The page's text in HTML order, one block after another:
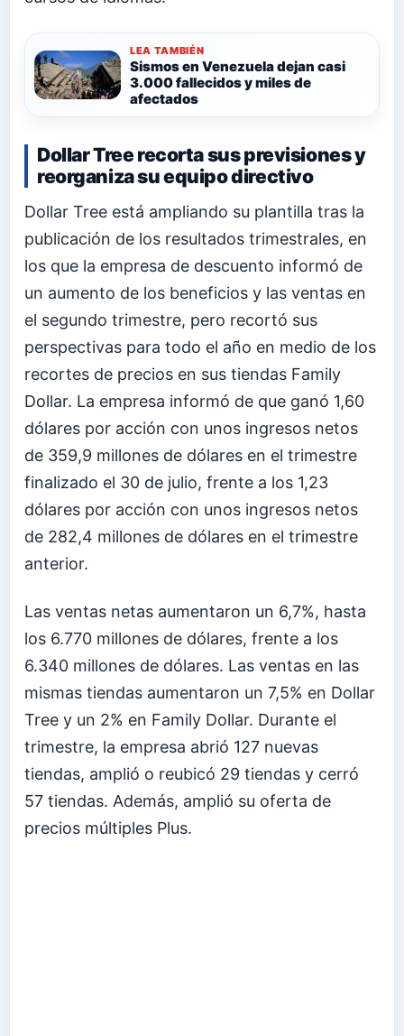
LEA TAMBIÉN
Sismos en Venezuela dejan casi
3.000 fallecidos y miles de
afectados
Dollar Tree recorta sus previsiones y
reorganiza su equipo directivo
Dollar Tree está ampliando su plantilla tras la
publicación de los resultados trimestrales, en
los que la empresa de descuento informó de
un aumento de los beneficios y las ventas en
el segundo trimestre, pero recortó sus
perspectivas para todo el año en medio de los
recortes de precios en sus tiendas Family
Dollar. La empresa informó de que ganó 1,60
dólares por acción con unos ingresos netos
de 359,9 millones de dólares en el trimestre
finalizado el 30 de julio, frente a los 1,23
dólares por acción con unos ingresos netos
de 282,4 millones de dólares en el trimestre
anterior.
Las ventas netas aumentaron un 6,7%, hasta
los 6.770 millones de dólares, frente a los
6.340 millones de dólares. Las ventas en las
mismas tiendas aumentaron un 7,5% en Dollar
Tree y un 2% en Family Dollar. Durante el
trimestre, la empresa abrió 127 nuevas
tiendas, amplió o reubicó 29 tiendas y cerró
57 tiendas. Además, amplió su oferta de
precios múltiples Plus.